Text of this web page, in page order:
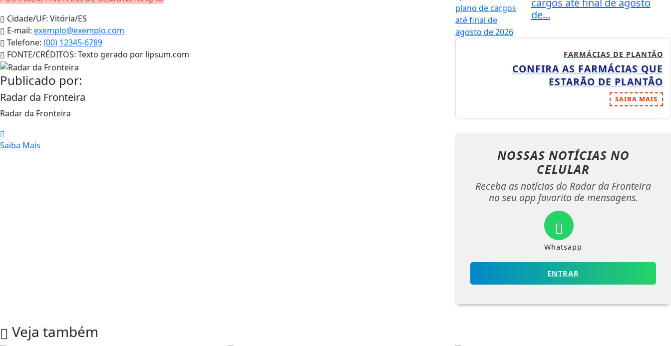
Cidade/UF: Vitória/ES
E-mail: exemplo@exemplo.com
Telefone: (00) 12345-6789
FONTE/CRÉDITOS: Texto gerado por lipsum.com
Publicado por:
Radar da Fronteira
Radar da Fronteira
Saiba Mais
cargos até final de agosto
de...
FARMÁCIAS DE PLANTÃO
CONFIRA AS FARMÁCIAS QUE
ESTARÃO DE PLANTÃO
SAIBA MAIS
NOSSAS NOTÍCIAS NO
CELULAR
Receba as notícias do Radar da Fronteira
no seu app favorito de mensagens.
Whatsapp
ENTRAR
Veja também